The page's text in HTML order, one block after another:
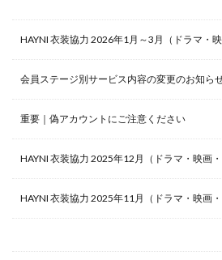
HAYNI 衣装協力 2026年1月～3月（ドラマ・映
会員ステージ別サービス内容の変更のお知ら
重要｜偽アカウントにご注意ください
HAYNI 衣装協力 2025年12月（ドラマ・映画・
HAYNI 衣装協力 2025年11月（ドラマ・映画・